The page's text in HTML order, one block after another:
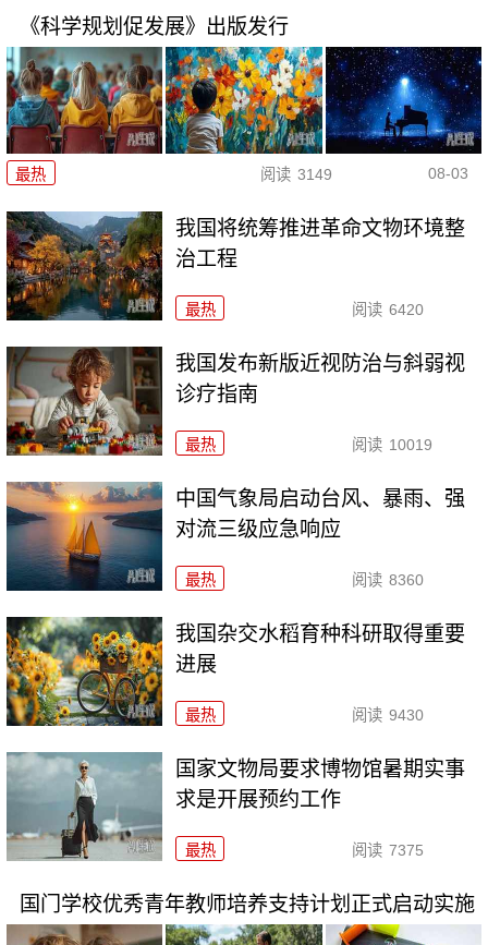
《科学规划促发展》出版发行
最热 阅读 3149 08-03
我国将统筹推进革命文物环境整
治工程
最热 阅读 6420
我国发布新版近视防治与斜弱视
诊疗指南
最热 阅读 10019
中国气象局启动台风、暴雨、强
对流三级应急响应
最热 阅读 8360
我国杂交水稻育种科研取得重要
进展
最热 阅读 9430
国家文物局要求博物馆暑期实事
求是开展预约工作
最热 阅读 7375
国门学校优秀青年教师培养支持计划正式启动实施